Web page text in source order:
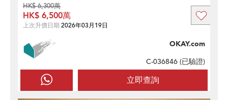
立即查詢
OKAY.com
C-036846 (已驗證)
HK$ 6,300萬
HK$ 6,500萬
上次升價日期 2026年03月19日